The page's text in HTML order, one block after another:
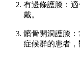
有邊條護膝：
戴。
髕骨開洞護膝
症候群的患者，